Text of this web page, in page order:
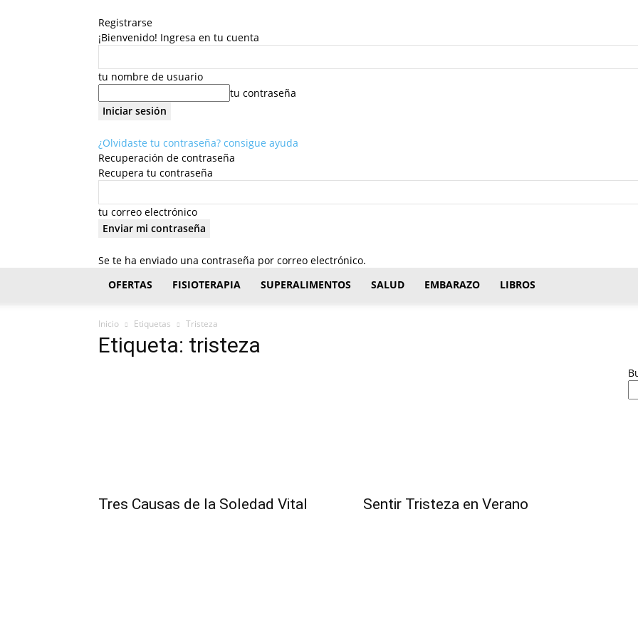
Registrarse
¡Bienvenido! Ingresa en tu cuenta
tu nombre de usuario
tu contraseña
¿Olvidaste tu contraseña? consigue ayuda
Recuperación de contraseña
Recupera tu contraseña
tu correo electrónico
Se te ha enviado una contraseña por correo electrónico.
OFERTAS FISIOTERAPIA SUPERALIMENTOS SALUD EMBARAZO LIBROS
Inicio Etiquetas Tristeza
Etiqueta: tristeza
Tres Causas de la Soledad Vital Sentir Tristeza en Verano